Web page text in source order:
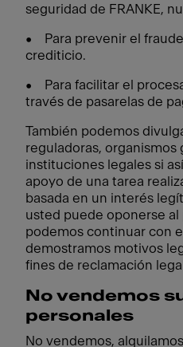
seguridad de FRANKE,
• Para prevenir el
crediticio.
• Para facilitar el
través de pasarelas de
También podemos
reguladoras, organismos
instituciones legales si
apoyo de una tarea
basada en un interés
usted puede oponerse
podemos continuar con
demostramos motivos
fines de reclamación
No vendemos
personales
No vendemos,